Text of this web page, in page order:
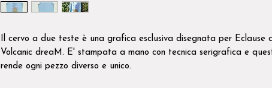
Il cervo a due teste è una grafica esclusiva disegnata per Eclause
Volcanic dreaM. E' stampata a mano con tecnica serigrafica e
rende ogni pezzo diverso e unico.